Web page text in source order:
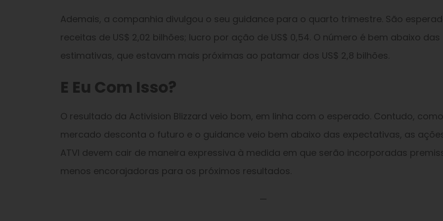
Ademais, a companhia divulgou o seu guidance para o quarto trimestre. São
receitas de US$ 2,02 bilhões; lucro por ação de US$ 0,54. O número é bem abaixo das
estimativas, que estavam mais próximas ao patamar dos US$ 2,8 bilhões.
E Eu Com Isso?
O resultado da Activision Blizzard veio bom, em linha com o esperado. Contudo,
mercado desconta o futuro e o guidance veio bem abaixo das expectativas, as
ATVI devem cair de maneira expressiva à medida em que serão incorporadas
menos encorajadoras para os próximos resultados.
—